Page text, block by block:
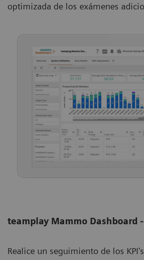
optimizada de los exámenes
teamplay Mammo Dashboard
Realice un seguimiento de los